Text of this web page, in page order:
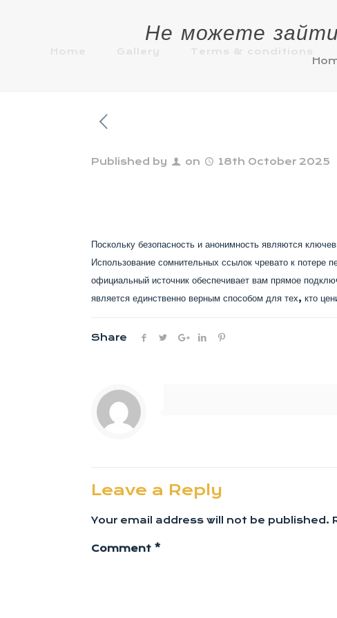
Не можете
Published by on 18th October 2025
Поскольку безопасность и анонимность являются
Использование сомнительных ссылок чревато к потере
официальный источник обеспечивает вам прямое
является единственно верным способом для тех, кто
Share
Leave a Reply
Your email address will not be published.
Comment *